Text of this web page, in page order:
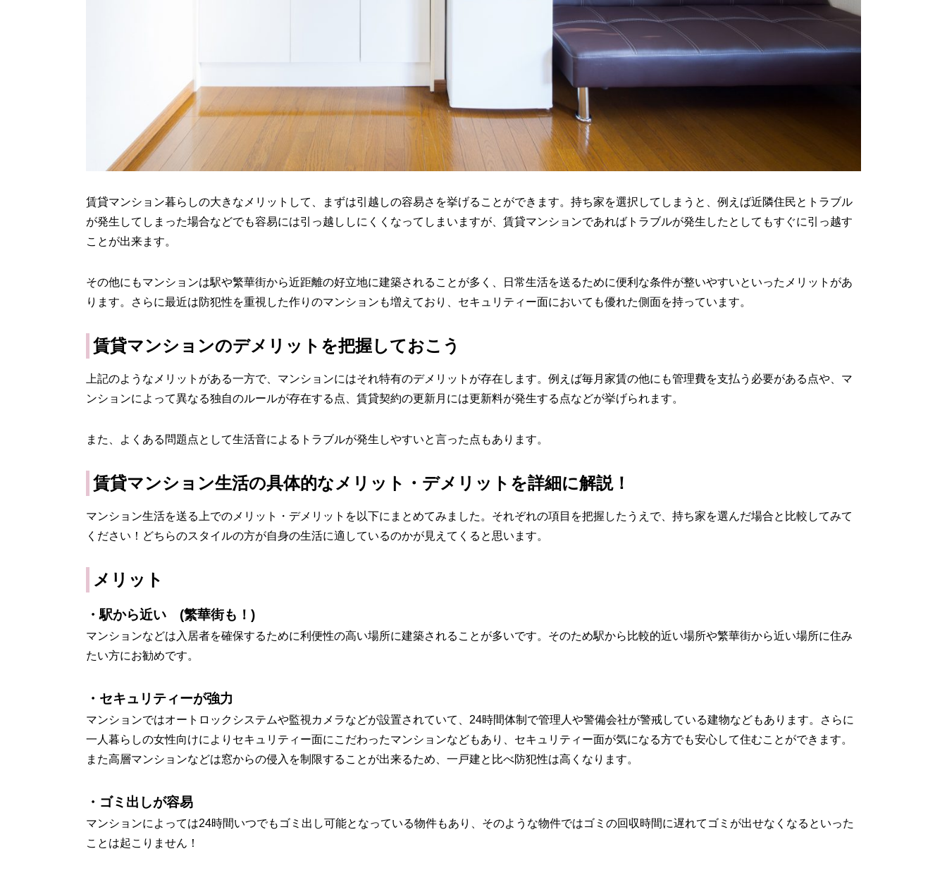
賃貸マンション暮らしの大きなメリットして、まずは引越しの容易さを挙げることができます。持ち家を選択してしまうと、例えば近隣住民とトラブル
が発生してしまった場合などでも容易には引っ越ししにくくなってしまいますが、賃貸マンションであればトラブルが発生したとしてもすぐに引っ越す
ことが出来ます。
その他にもマンションは駅や繁華街から近距離の好立地に建築されることが多く、日常生活を送るために便利な条件が整いやすいといったメリットがあ
ります。さらに最近は防犯性を重視した作りのマンションも増えており、セキュリティー面においても優れた側面を持っています。
賃貸マンションのデメリットを把握しておこう
上記のようなメリットがある一方で、マンションにはそれ特有のデメリットが存在します。例えば毎月家賃の他にも管理費を支払う必要がある点や、マ
ンションによって異なる独自のルールが存在する点、賃貸契約の更新月には更新料が発生する点などが挙げられます。
また、よくある問題点として生活音によるトラブルが発生しやすいと言った点もあります。
賃貸マンション生活の具体的なメリット・デメリットを詳細に解説！
マンション生活を送る上でのメリット・デメリットを以下にまとめてみました。それぞれの項目を把握したうえで、持ち家を選んだ場合と比較してみて
ください！どちらのスタイルの方が自身の生活に適しているのかが見えてくると思います。
メリット
・駅から近い (繁華街も！)
マンションなどは入居者を確保するために利便性の高い場所に建築されることが多いです。そのため駅から比較的近い場所や繁華街から近い場所に住み
たい方にお勧めです。
・セキュリティーが強力
マンションではオートロックシステムや監視カメラなどが設置されていて、24時間体制で管理人や警備会社が警戒している建物などもあります。さらに
一人暮らしの女性向けによりセキュリティー面にこだわったマンションなどもあり、セキュリティー面が気になる方でも安心して住むことができます。
また高層マンションなどは窓からの侵入を制限することが出来るため、一戸建と比べ防犯性は高くなります。
・ゴミ出しが容易
マンションによっては24時間いつでもゴミ出し可能となっている物件もあり、そのような物件ではゴミの回収時間に遅れてゴミが出せなくなるといった
ことは起こりません！